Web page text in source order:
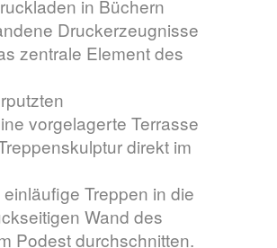
in Büchern
Druckerzeugnisse
zentrale Element des
vorgelagerte Terrasse
direkt im
Treppen in die
Wand des
Podest durchschnitten.